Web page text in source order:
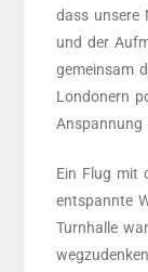
dass unsere
und der
gemeinsam
Londonern
Anspannung
Ein Flug mit
entspannte
Turnhalle